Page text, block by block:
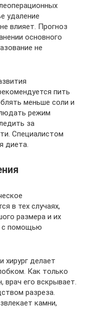
удаление
влияет. Прогноз
основного
не
пить
меньше соли и
режим
за
Специалистом
диета.
в тех случаях,
размера и их
с помощью
хирург делает
Как только
его вскрывает.
разреза.
камни,